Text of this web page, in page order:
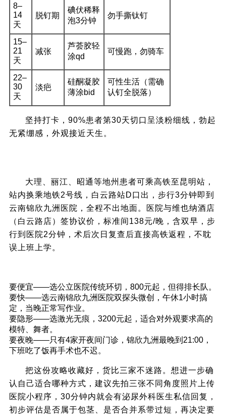
8–
14
天
脱钉期
碘伏稀释
泡3分钟
勿手撕钛钉
15–
21
天
减张
芦荟胶轻
涂qd
可慢跑，勿骑车
22–
30
天
淡疤
硅酮凝胶
薄涂bid
可性生活（需确
认钉全脱落）
坚持打卡，90%患者第30天切口呈淡粉细线，勃起
无紧绷感，外观接近天生。
大理、丽江、昭通等地州患者可乘高铁至昆明站，
站内换乘地铁2号线，白云路站D口出，步行3分钟即到
云南锦欣九洲医院，全程不出地面。医院与维也纳酒店
（白云路店）签协议价，标准间138元/晚，含双早，步
行到医院2分钟，术后次日复查后直接高铁返程，不耽
误上班上学。
要便宜——选公立医院传统环切，800元起，但得排长队。
要快——选云南锦欣九洲医院双探头微创，午休1小时搞
定，当晚正常写作业。
要隐形——选激光无痕，3200元起，适合对外观要求高的
模特、舞者。
要夜晚——只有4家开夜间门诊，锦欣九洲最晚到21:00，
下班吃了饭再手术也不迟。
把这份攻略收藏好，货比三家不迷路。想进一步确
认自己适合哪种方式，建议先拍三张不同角度照片上传
医院小程序，30分钟内就会有泌尿外科医生私信回复，
初步评估是否属于包茎、是否合并系带过短，再决定要